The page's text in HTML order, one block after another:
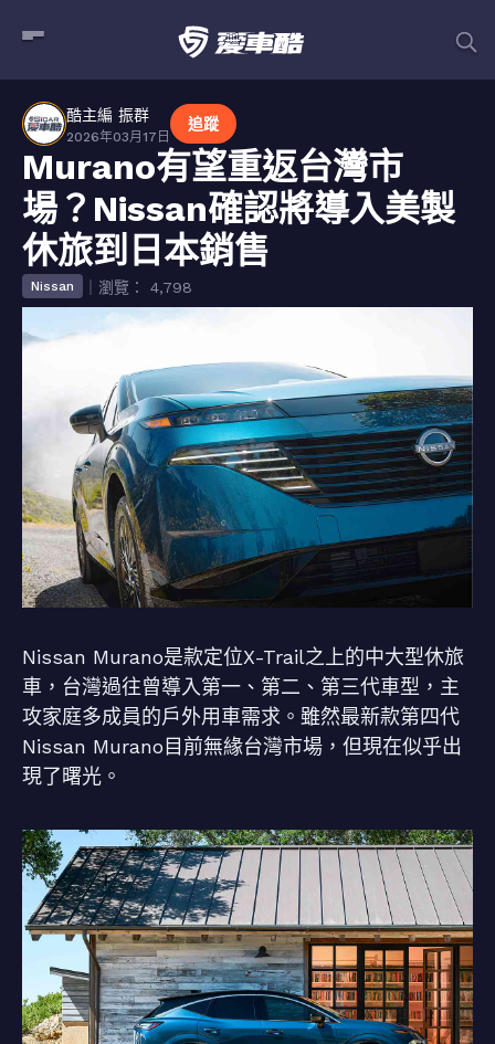
酷主編 振群
2026年03月17日
追蹤
Murano有望重返台灣市
場？Nissan確認將導入美製
休旅到日本銷售
Nissan ｜瀏覽： 4,798
Nissan Murano是款定位X-Trail之上的中大型休旅
車，台灣過往曾導入第一、第二、第三代車型，主
攻家庭多成員的戶外用車需求。雖然最新款第四代
Nissan Murano目前無緣台灣市場，但現在似乎出
現了曙光。